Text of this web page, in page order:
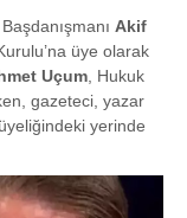
Akif
üye olarak
Uçum , Hukuk
gazeteci, yazar
yerinde